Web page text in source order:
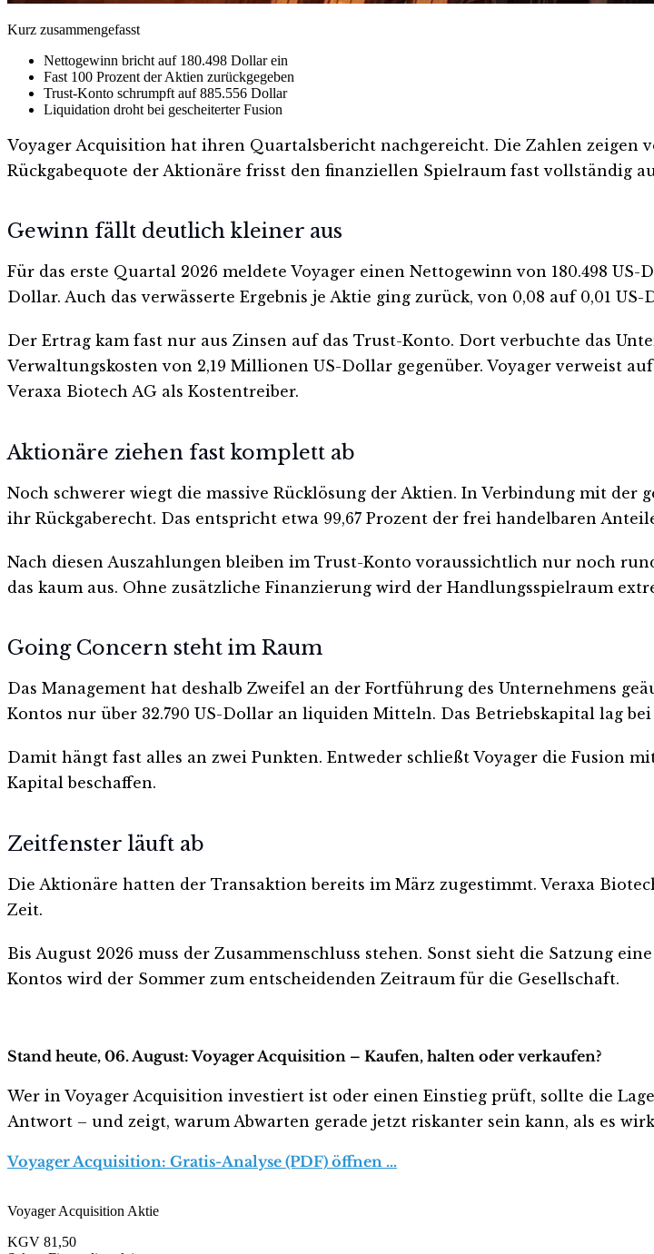
Kurz zusammengefasst
Nettogewinn bricht auf 180.498 Dollar ein
Fast 100 Prozent der Aktien zurückgegeben
Trust-Konto schrumpft auf 885.556 Dollar
Liquidation droht bei gescheiterter Fusion
Voyager Acquisition hat ihren Quartalsbericht nachgereicht. Die Zahlen zeigen
Rückgabequote der Aktionäre frisst den finanziellen Spielraum fast vollständig
Gewinn fällt deutlich kleiner aus
Für das erste Quartal 2026 meldete Voyager einen Nettogewinn von 180.498
Dollar. Auch das verwässerte Ergebnis je Aktie ging zurück, von 0,08 auf 0,01 US-
Der Ertrag kam fast nur aus Zinsen auf das Trust-Konto. Dort verbuchte das
Verwaltungskosten von 2,19 Millionen US-Dollar gegenüber. Voyager verweist
Veraxa Biotech AG als Kostentreiber.
Aktionäre ziehen fast komplett ab
Noch schwerer wiegt die massive Rücklösung der Aktien. In Verbindung mit der
ihr Rückgaberecht. Das entspricht etwa 99,67 Prozent der frei handelbaren
Nach diesen Auszahlungen bleiben im Trust-Konto voraussichtlich nur noch
das kaum aus. Ohne zusätzliche Finanzierung wird der Handlungsspielraum
Going Concern steht im Raum
Das Management hat deshalb Zweifel an der Fortführung des Unternehmens
Kontos nur über 32.790 US-Dollar an liquiden Mitteln. Das Betriebskapital lag
Damit hängt fast alles an zwei Punkten. Entweder schließt Voyager die Fusion
Kapital beschaffen.
Zeitfenster läuft ab
Die Aktionäre hatten der Transaktion bereits im März zugestimmt. Veraxa
Zeit.
Bis August 2026 muss der Zusammenschluss stehen. Sonst sieht die Satzung
Kontos wird der Sommer zum entscheidenden Zeitraum für die Gesellschaft.
Stand heute, 06. August: Voyager Acquisition – Kaufen, halten oder verkaufen?
Wer in Voyager Acquisition investiert ist oder einen Einstieg prüft, sollte die
Antwort – und zeigt, warum Abwarten gerade jetzt riskanter sein kann, als es
Voyager Acquisition: Gratis-Analyse (PDF) öffnen …
Voyager Acquisition Aktie
KGV 81,50